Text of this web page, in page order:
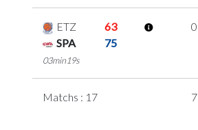
ETZ
63
SPA
75
03min19s
0
Matchs : 17 7